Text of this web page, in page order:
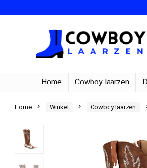
Home Cowboy laarzen
Home Winkel Cowboy laarzen